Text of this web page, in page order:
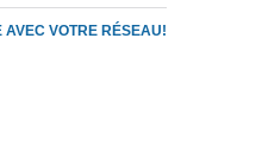
AVEC VOTRE RÉSEAU!